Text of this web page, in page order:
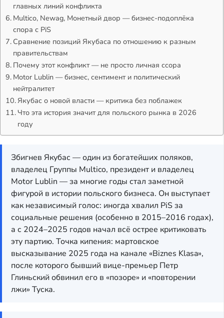
главных линий конфликта
Multico, Newag, Монетный двор — бизнес-подоплёка
спора с PiS
Сравнение позиций Якубаса по отношению к разным
правительствам
Почему этот конфликт — не просто личная ссора
Motor Lublin — бизнес, сентимент и политический
нейтралитет
Якубас о новой власти — критика без поблажек
Что эта история значит для польского рынка в 2026
году
Збигнев Якубас — один из богатейших поляков,
владелец Группы Multico, президент и владелец
Motor Lublin — за многие годы стал заметной
фигурой в истории польского бизнеса. Он выступает
как независимый голос: иногда хвалил PiS за
социальные решения (особенно в 2015–2016 годах),
а с 2024–2025 годов начал всё острее критиковать
эту партию. Точка кипения: мартовское
высказывание 2025 года на канале «Biznes Klasa»,
после которого бывший вице-премьер Петр
Глиньский обвинил его в «позоре» и «повторении
лжи» Туска.